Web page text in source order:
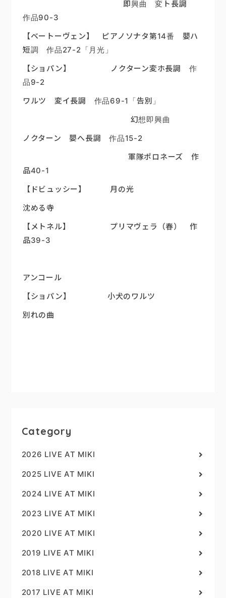
即興曲 変ト長調
作品90-3
【ベートーヴェン】 ピアノソナタ第14番 嬰ハ
短調 作品27-2「月光」
【ショパン】
ノクターン変ホ長調 作
品9-2
ワルツ 変イ長調 作品69-1「告別」
幻想即興曲
ノクターン 嬰へ長調 作品15-2
軍隊ポロネーズ 作
品40-1
【ドビュッシー】 月の光
沈める寺
【メトネル】 プリマヴェラ（春） 作
品39-3
アンコール
【ショパン】 小犬のワルツ
別れの曲
Category
2026 LIVE AT MIKI
2025 LIVE AT MIKI
2024 LIVE AT MIKI
2023 LIVE AT MIKI
2020 LIVE AT MIKI
2019 LIVE AT MIKI
2018 LIVE AT MIKI
2017 LIVE AT MIKI